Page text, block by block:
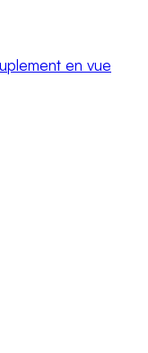
en vue